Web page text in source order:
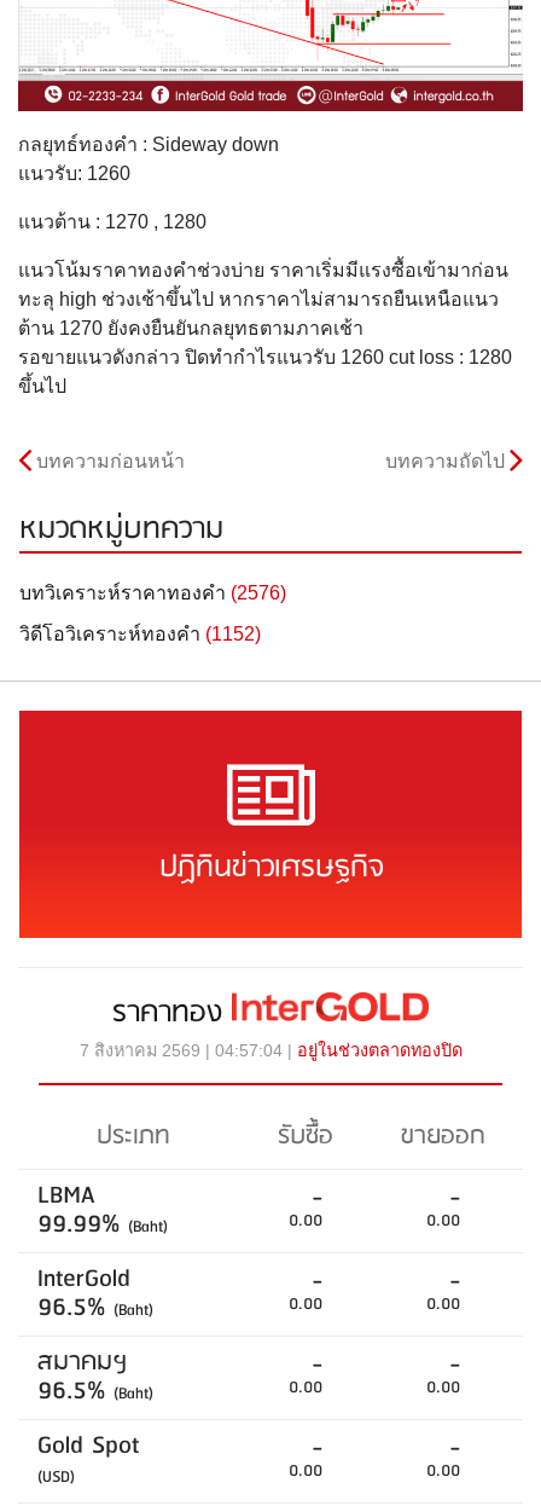
กลยุทธ์ทองคำ : Sideway down
แนวรับ: 1260
แนวต้าน : 1270 , 1280
แนวโน้มราคาทองคำช่วงบ่าย ราคาเริ่มมีแรงซื้อเข้ามาก่อน
ทะลุ high ช่วงเช้าขึ้นไป หากราคาไม่สามารถยืนเหนือแนว
ต้าน 1270 ยังคงยืนยันกลยุทธตามภาคเช้า
รอขายแนวดังกล่าว ปิดทำกำไรแนวรับ 1260 cut loss : 1280
ขึ้นไป
บทความก่อนหน้า บทความถัดไป
หมวดหมู่บทความ
บทวิเคราะห์ราคาทองคำ (2576)
วิดีโอวิเคราะห์ทองคำ (1152)
ปฏิทินข่าวเศรษฐกิจ
ราคาทอง
7 สิงหาคม 2569 | 04:57:04 | อยู่ในช่วงตลาดทองปิด
ประเภท รับซื้อ
ขายออก
LBMA
99.99% (Baht)
-
0.00
-
0.00
InterGold
96.5% (Baht)
-
0.00
-
0.00
สมาคมฯ
96.5% (Baht)
-
0.00
-
0.00
Gold Spot
(USD)
-
0.00
-
0.00